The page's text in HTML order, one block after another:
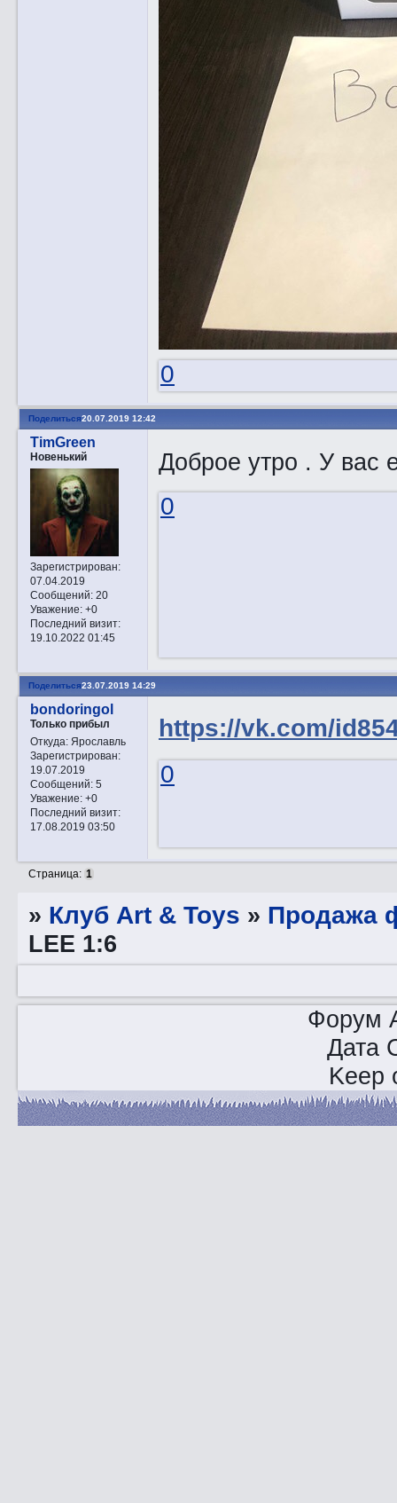
0
Поделиться20.07.2019 12:42
TimGreen
Новенький
Зарегистрирован:
07.04.2019
Сообщений:20
Уважение: +0
Последний визит:
19.10.2022 01:45
Доброе утро . У вас
0
Поделиться23.07.2019 14:29
bondoringol
Только прибыл
Откуда:Ярославль
Зарегистрирован:
19.07.2019
Сообщений:5
Уважение: +0
Последний визит:
17.08.2019 03:50
https://vk.com/
0
Страница: 1
» Клуб Art & Toys » Продажа
LEE 1:6
Форум
Дата
Keep